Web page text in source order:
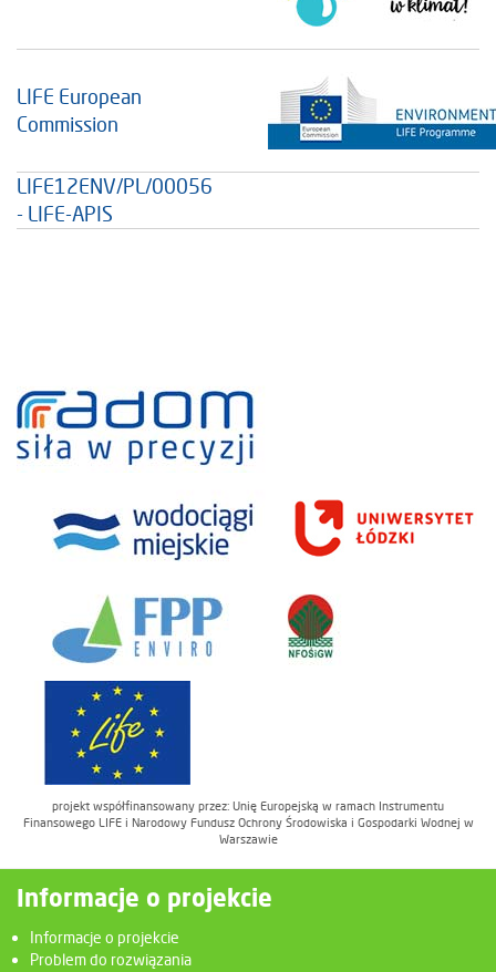
LIFE European
Commission
LIFE12ENV/PL/00056
- LIFE-APIS
projekt współfinansowany przez: Unię Europejską w ramach Instrumentu
Finansowego LIFE i Narodowy Fundusz Ochrony Środowiska i Gospodarki Wodnej w
Warszawie
Informacje o projekcie
Informacje o projekcie
Problem do rozwiązania